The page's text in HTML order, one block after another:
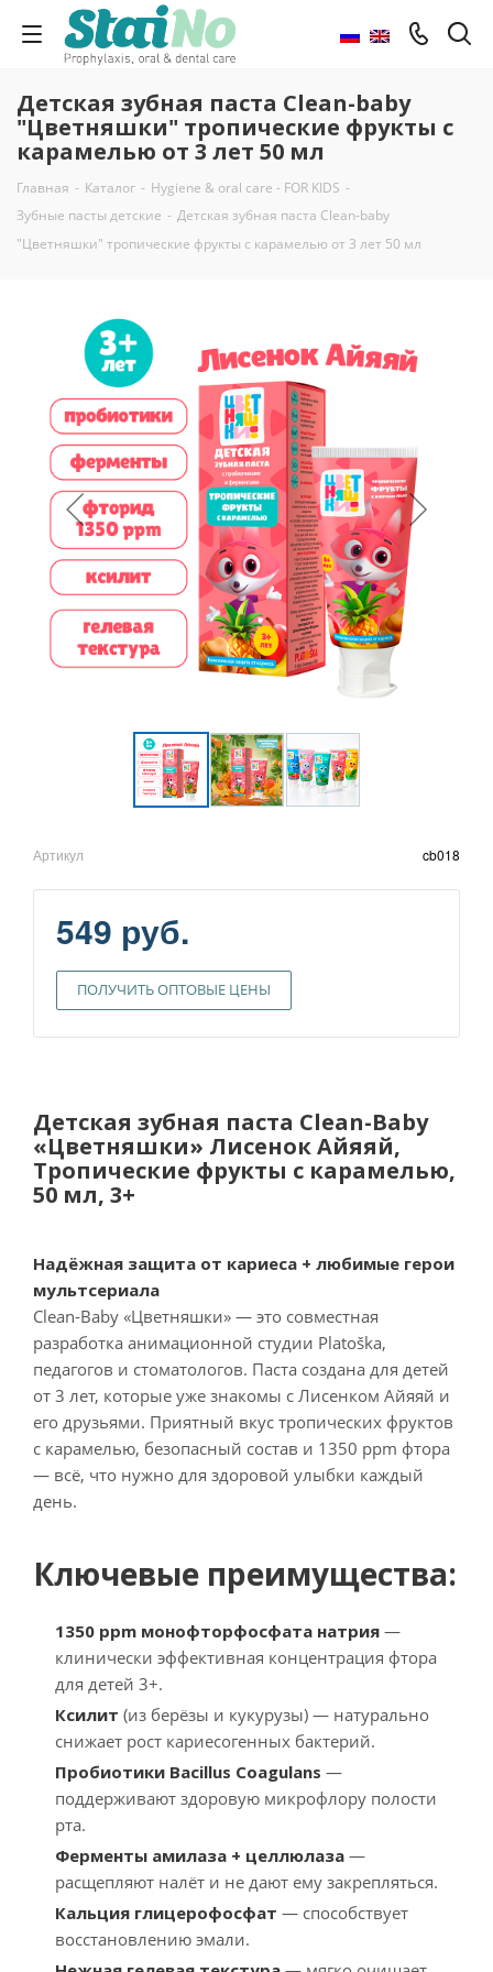
Детская зубная паста Clean-baby
"Цветняшки" тропические фрукты с
карамелью от 3 лет 50 мл
Главная - Каталог - Hygiene & oral care - FOR KIDS -
Зубные пасты детские - Детская зубная паста Clean-baby
"Цветняшки" тропические фрукты с карамелью от 3 лет 50 мл
Артикул cb018
549 руб.
ПОЛУЧИТЬ ОПТОВЫЕ ЦЕНЫ
Детская зубная паста Clean-Baby
«Цветняшки» Лисенок Айяяй,
Тропические фрукты с карамелью,
50 мл, 3+
Надёжная защита от кариеса + любимые герои
мультсериала
Clean-Baby «Цветняшки» — это совместная
разработка анимационной студии Platoška,
педагогов и стоматологов. Паста создана для детей
от 3 лет, которые уже знакомы с Лисенком Айяяй и
его друзьями. Приятный вкус тропических фруктов
с карамелью, безопасный состав и 1350 ppm фтора
— всё, что нужно для здоровой улыбки каждый
день.
Ключевые преимущества:
1350 ppm монофторфосфата натрия —
клинически эффективная концентрация фтора
для детей 3+.
Ксилит (из берёзы и кукурузы) — натурально
снижает рост кариесогенных бактерий.
Пробиотики Bacillus Coagulans —
поддерживают здоровую микрофлору полости
рта.
Ферменты амилаза + целлюлаза —
расщепляют налёт и не дают ему закрепляться.
Кальция глицерофосфат — способствует
восстановлению эмали.